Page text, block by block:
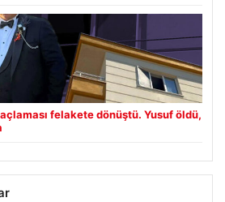
felakete dönüştü. Yusuf öldü,